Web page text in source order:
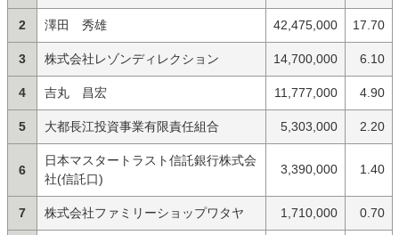
2 澤田 秀雄 42,475,000 17.70
3 株式会社レゾンディレクション 14,700,000 6.10
4 吉丸 昌宏 11,777,000 4.90
5 大都長江投資事業有限責任組合 5,303,000 2.20
6
日本マスタートラスト信託銀行株式会
社(信託口)
3,390,000 1.40
7 株式会社ファミリーショップワタヤ 1,710,000 0.70